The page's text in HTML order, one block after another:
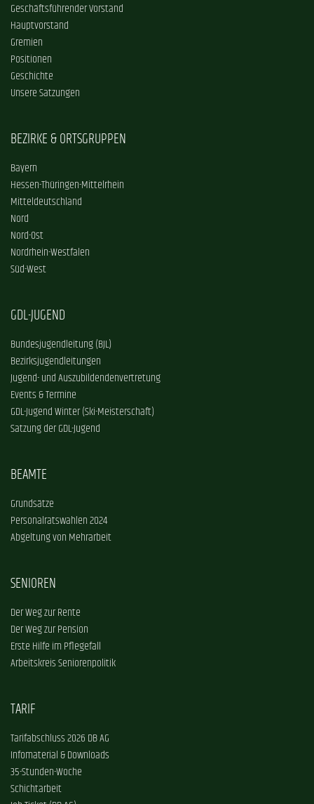
Geschäftsführender Vorstand
Hauptvorstand
Gremien
Positionen
Geschichte
Unsere Satzungen
BEZIRKE & ORTSGRUPPEN
Bayern
Hessen-Thüringen-Mittelrhein
Mitteldeutschland
Nord
Nord-Ost
Nordrhein-Westfalen
Süd-West
GDL-JUGEND
Bundesjugendleitung (BJL)
Bezirksjugendleitungen
Jugend- und Auszubildendenvertretung
Events & Termine
GDL-Jugend Winter (Ski-Meisterschaft)
Satzung der GDL-Jugend
BEAMTE
Grundsätze
Personalratswahlen 2024
Abgeltung von Mehrarbeit
SENIOREN
Der Weg zur Rente
Der Weg zur Pension
Erste Hilfe im Pflegefall
Arbeitskreis Seniorenpolitik
TARIF
Tarifabschluss 2026 DB AG
Infomaterial & Downloads
35-Stunden-Woche
Schichtarbeit